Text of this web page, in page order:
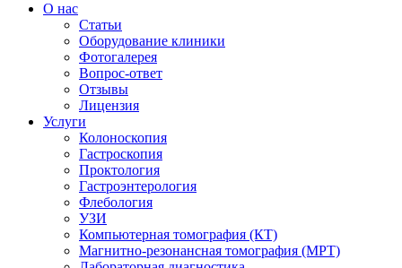
О нас
Статьи
Оборудование клиники
Фотогалерея
Вопрос-ответ
Отзывы
Лицензия
Услуги
Колоноскопия
Гастроскопия
Проктология
Гастроэнтерология
Флебология
УЗИ
Компьютерная томография (КТ)
Магнитно-резонансная томография (МРТ)